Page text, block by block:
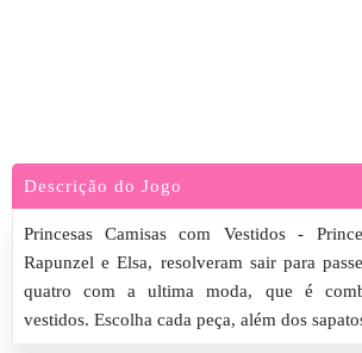
Descrição do Jogo
Princesas Camisas com Vestidos -
Rapunzel e Elsa, resolveram sair para
quatro com a ultima moda, que é
vestidos. Escolha cada peça, além dos